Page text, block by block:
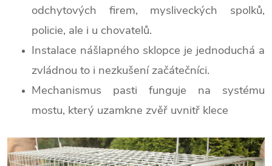
odchytových firem, mysliveckých spolků,
policie, ale i u chovatelů.
Instalace nášlapného sklopce je jednoduchá a
zvládnou to i nezkušení začátečníci.
Mechanismus pasti funguje na systému
mostu, který uzamkne zvěř uvnitř klece